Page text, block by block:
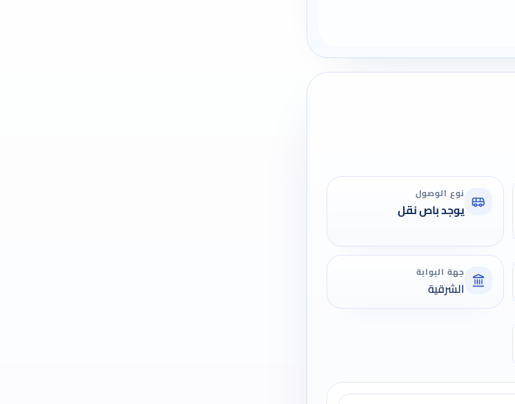
نوع الوصول
يوجد باص نقل
جهة البوابة
الشرقية